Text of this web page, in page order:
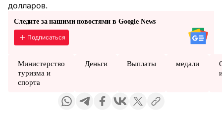
долларов.
Следите за нашими новостями в Google News
Подписаться
Министерство
туризма и
спорта
Деньги Выплаты медали